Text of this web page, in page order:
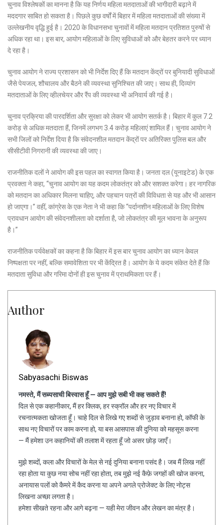
चुनाव विश्लेषकों का मानना है कि यह निर्णय महिला मतदाताओं की भागीदारी बढ़ाने में
मददगार साबित हो सकता है। पिछले कुछ वर्षों में बिहार में महिला मतदाताओं की संख्या में
उल्लेखनीय वृद्धि हुई है। 2020 के विधानसभा चुनावों में महिला मतदान प्रतिशत पुरुषों से
अधिक रहा था। इस बार, आयोग महिलाओं के लिए सुविधाओं को और बेहतर करने पर ध्यान
दे रहा है।
चुनाव आयोग ने राज्य प्रशासन को भी निर्देश दिए हैं कि मतदान केंद्रों पर बुनियादी सुविधाओं
जैसे पेयजल, शौचालय और बैठने की व्यवस्था सुनिश्चित की जाए। साथ ही, दिव्यांग
मतदाताओं के लिए व्हीलचेयर और रैंप की व्यवस्था भी अनिवार्य की गई है।
चुनाव प्रक्रिया की पारदर्शिता और सुरक्षा को लेकर भी आयोग सतर्क है। बिहार में कुल 7.2
करोड़ से अधिक मतदाता हैं, जिनमें लगभग 3.4 करोड़ महिलाएं शामिल हैं। चुनाव आयोग ने
सभी जिलों को निर्देश दिया है कि संवेदनशील मतदान केंद्रों पर अतिरिक्त पुलिस बल और
सीसीटीवी निगरानी की व्यवस्था की जाए।
राजनीतिक दलों ने आयोग की इस पहल का स्वागत किया है। जनता दल (यूनाइटेड) के एक
प्रवक्ता ने कहा, “चुनाव आयोग का यह कदम लोकतंत्र को और सशक्त करेगा। हर नागरिक
को मतदान का अधिकार मिलना चाहिए, और पहचान पत्रों की विविधता से यह और भी आसान
हो जाएगा।” वहीं, कांग्रेस के एक नेता ने भी कहा कि “पर्दानशीन महिलाओं के लिए विशेष
प्रावधान आयोग की संवेदनशीलता को दर्शाता है, जो लोकतंत्र की मूल भावना के अनुरूप
है।”
राजनीतिक पर्यवेक्षकों का कहना है कि बिहार में इस बार चुनाव आयोग का ध्यान केवल
निष्पक्षता पर नहीं, बल्कि समावेशिता पर भी केंद्रित है। आयोग के ये कदम संकेत देते हैं कि
मतदाता सुविधा और गरिमा दोनों ही इस चुनाव में प्राथमिकता पर हैं।
Author
Sabyasachi Biswas
नमस्ते, मैं सब्यसाची बिस्वास हूँ — आप मुझे सबी भी कह सकते हैं!
दिल से एक कहानीकार, मैं हर क्लिक, हर स्क्रॉल और हर नए विचार में
रचनात्मकता खोजता हूँ। चाहे दिल से लिखे गए शब्दों से जुड़ाव बनाना हो, कॉफी के
साथ नए विचारों पर काम करना हो, या बस आसपास की दुनिया को महसूस करना
— मैं हमेशा उन कहानियों की तलाश में रहता हूँ जो असर छोड़ जाएँ।
मुझे शब्दों, कला और विचारों के मेल से नई दुनिया बनाना पसंद है। जब मैं लिख नहीं
रहा होता या कुछ नया सोच नहीं रहा होता, तब मुझे नई कैफ़े जगहों की खोज करना,
अनायास पलों को कैमरे में कैद करना या अपने अगले प्रोजेक्ट के लिए नोट्स
लिखना अच्छा लगता है।
हमेशा सीखते रहना और आगे बढ़ना — यही मेरा जीवन और लेखन का मंत्र है।